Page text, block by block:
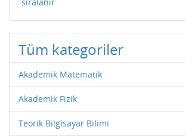
siralanir
Tüm kategoriler
Akademik Matematik
Akademik Fizik
Teorik Bilgisayar Bilimi